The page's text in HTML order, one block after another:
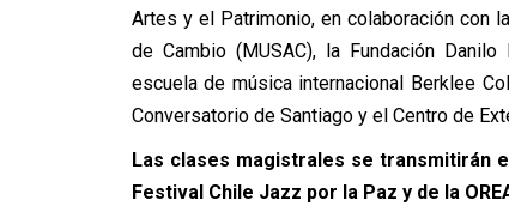
Artes y el Patrimonio, en colaboración con
de Cambio (MUSAC), la Fundación
escuela de música internacional Berklee
Conversatorio de Santiago y el Centro de
Las clases magistrales se transmitirán
Festival Chile Jazz por la Paz y de la